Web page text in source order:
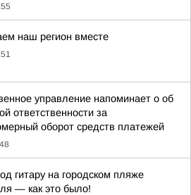
наш регион вместе
управление напоминает о об
ответственности за
оборот средств платежей
гитару на городском пляже
— как это было!